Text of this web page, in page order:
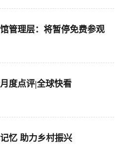
管理层：将暂停免费参观
度点评|全球快看
忆 助力乡村振兴